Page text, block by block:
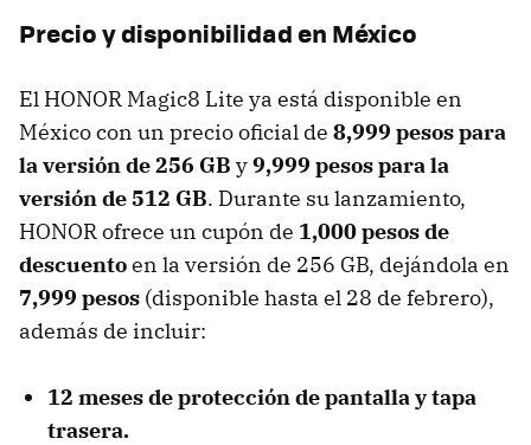
Precio y disponibilidad en México
El HONOR Magic8 Lite ya está disponible en
México con un precio oficial de 8,999 pesos para
la versión de 256 GB y9,999 pesos para la
versión de 512 GB. Durante su lanzamiento,
HONOR ofrece un cupón de 1,000 pesos de
descuentoen la versión de 256 GB, dejándola en
7,999 pesos (disponible hasta el 28 de febrero),
además de incluir:
12 mesesde protección de pantalla y tapa
trasera.